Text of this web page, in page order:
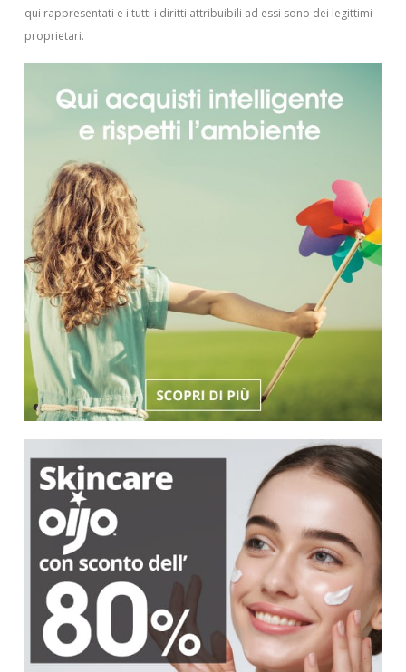
qui rappresentati e i tutti i diritti attribuibili ad essi sono dei legittimi
proprietari.